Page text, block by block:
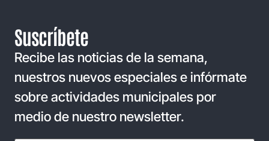
Suscríbete
Recibe las noticias de la semana,
nuestros nuevos especiales e infórmate
sobre actividades municipales por
medio de nuestro newsletter.